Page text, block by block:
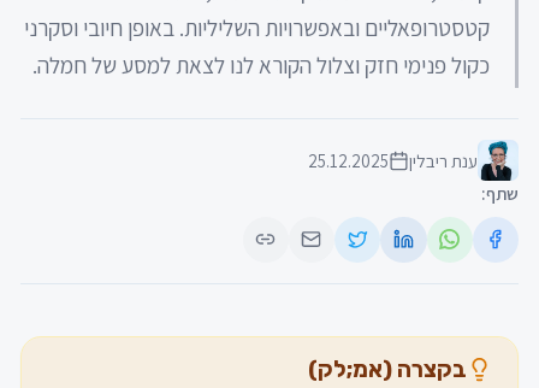
קטסטרופאליים ובאפשרויות השליליות. באופן חיובי וסקרני
כקול פנימי חזק וצלול הקורא לנו לצאת למסע של חמלה.
ענת ריבלין
25.12.2025
שתף:
בקצרה (אמ;לק)